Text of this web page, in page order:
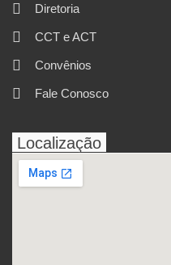
Diretoria
CCT e ACT
Convênios
Fale Conosco
Localização